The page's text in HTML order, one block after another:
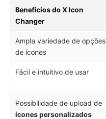
Benefícios do X Icon
Changer
Ampla variedade de opções
de ícones
Fácil e intuitivo de usar
Possibilidade de upload de
ícones personalizados